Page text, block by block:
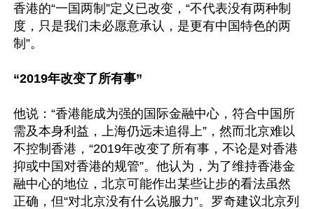
香港的“一国两制”定义已改变，“不代表没有两种制
度，只是我们未必愿意承认，是更有中国特色的两
制”。
“2019年改变了所有事”
他说：“香港能成为强的国际金融中心，符合中国所
需及本身利益，上海仍远未追得上”，然而北京难以
不控制香港，“2019年改变了所有事，不论是对香港
抑或中国对香港的规管”。他认为，为了维持香港金
融中心的地位，北京可能作出某些让步的看法虽然
正确，但“对北京没有什么说服力”。罗奇建议北京列